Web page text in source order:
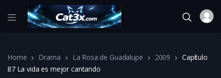
Home Drama La Rosa de Guadalupe 2009
Capítulo
87 La vida es mejor cantando